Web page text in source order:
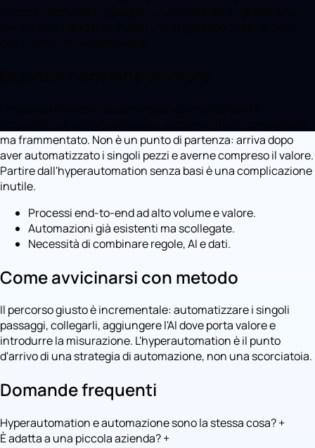
ma frammentato. Non è un punto di partenza: arriva dopo
aver automatizzato i singoli pezzi e averne compreso il valore.
Partire dall'hyperautomation senza basi è una complicazione
inutile.
Processi end-to-end ad alto volume e valore.
Automazioni già esistenti ma scollegate.
Necessità di combinare regole, AI e dati.
Come avvicinarsi con metodo
Il percorso giusto è incrementale: automatizzare i singoli
passaggi, collegarli, aggiungere l'AI dove porta valore e
introdurre la misurazione. L'hyperautomation è il punto
d'arrivo di una strategia di automazione, non una scorciatoia.
Domande frequenti
Hyperautomation e automazione sono la stessa cosa?+
È adatta a una piccola azienda?+